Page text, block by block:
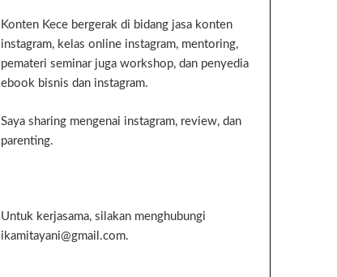
Konten Kece bergerak di bidang jasa konten
instagram, kelas online instagram, mentoring,
pemateri seminar juga workshop, dan penyedia
ebook bisnis dan instagram.
Saya sharing mengenai instagram, review, dan
parenting.
Untuk kerjasama, silakan menghubungi
ikamitayani@gmail.com.